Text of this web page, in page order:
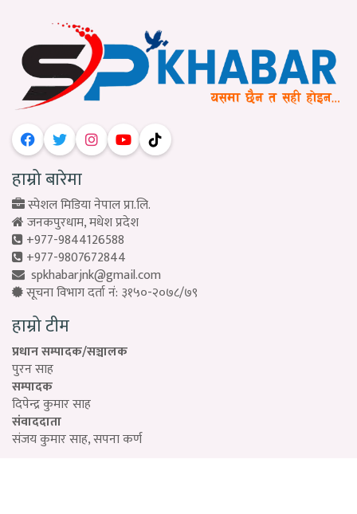
हाम्रो बारेमा
स्पेशल मिडिया नेपाल प्रा.लि.
जनकपुरधाम, मधेश प्रदेश
+977-9844126588
+977-9807672844
spkhabarjnk@gmail.com
सूचना विभाग दर्ता नं: ३१५०-२०७८/७९
हाम्रो टीम
प्रधान सम्पादक/सञ्चालक
पुरन साह
सम्पादक
दिपेन्द्र कुमार साह
संवाददाता
संजय कुमार साह, सपना कर्ण